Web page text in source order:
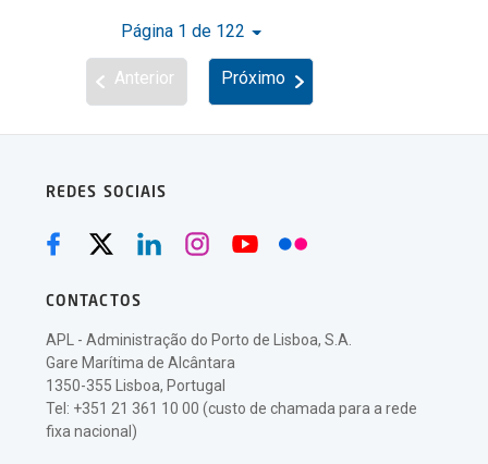
Página 1 de 122
Anterior Próximo
REDES SOCIAIS
CONTACTOS
APL - Administração do Porto de Lisboa, S.A.
Gare Marítima de Alcântara
1350-355 Lisboa, Portugal
Tel: +351 21 361 10 00 (custo de chamada para a rede
fixa nacional)